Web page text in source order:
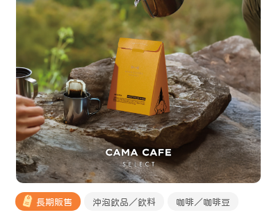
長期販售 沖泡飲品／飲料 咖啡／咖啡豆